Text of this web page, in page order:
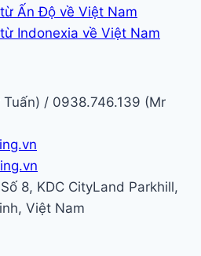
Ấn Độ về Việt Nam
Indonexia về Việt Nam
/ 0938.746.139 (Mr
8, KDC CityLand Parkhill,
Việt Nam